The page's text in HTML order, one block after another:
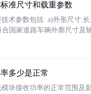
准尺寸和载重参数
术参数包括: a)外形尺寸:
合国家道路车辆外廓尺寸及
多少是正常
块接收功率的正常范围及